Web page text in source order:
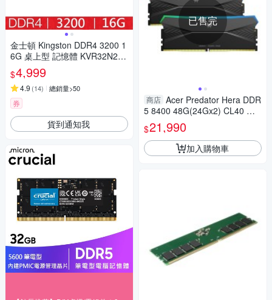
金士頓 Kingston DDR4 3200 1
6G 桌上型 記憶體 KVR32N22
D8/16
$4,999
4.9 (14) 總銷量>50
券
貨到通知我
已售完
商店 Acer Predator Hera DDR
5 8400 48G(24Gx2) CL40 雙
通道超頻記憶體(黑) HERA-48
GB-8400-1R8-V5
$21,990
加入購物車